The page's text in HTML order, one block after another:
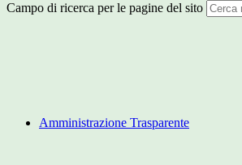
Campo di ricerca per le pagine del sito
Amministrazione Trasparente